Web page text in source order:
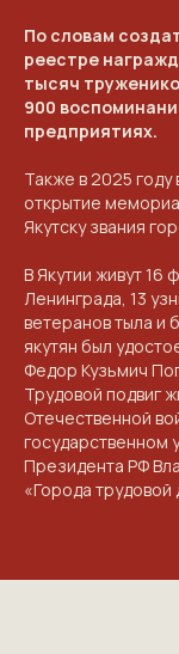
По словам
реестре
тысяч
900
предприятиях.
Также в 2025 году
открытие
Якутску звания
В Якутии живут 16
Ленинграда, 13
ветеранов тыла и
якутян был
Федор Кузьмич
Трудовой подвиг
Отечественной
государственном
Президента РФ
«Города трудовой
ПРИНЯТЬ
ПРОЕКТЕ